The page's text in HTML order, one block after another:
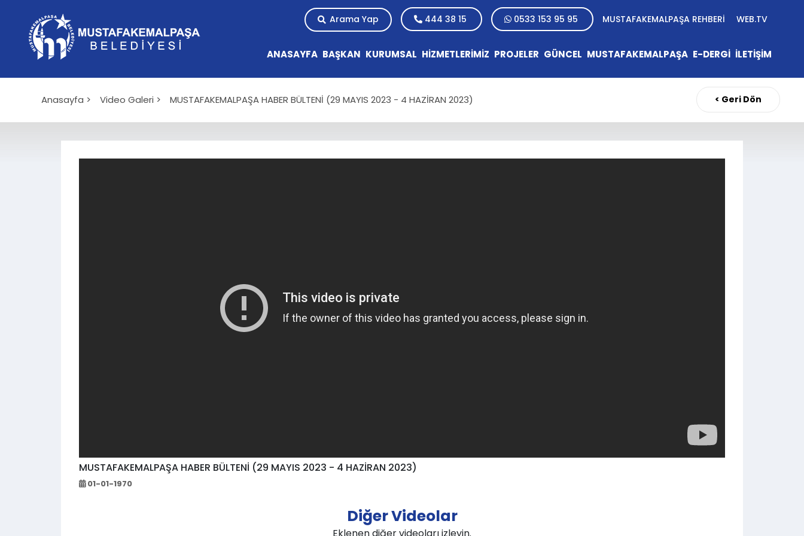
Arama Yap 444 38 15 0533 153 95 95 MUSTAFAKEMALPAŞA REHBERİ WEB.TV
ANASAYFA BAŞKAN KURUMSAL HİZMETLERİMİZ PROJELER GÜNCEL MUSTAFAKEMALPAŞA E-DERGİ İLETİŞİM
Anasayfa > Video Galeri > MUSTAFAKEMALPAŞA HABER BÜLTENİ (29 MAYIS 2023 - 4 HAZİRAN 2023) < Geri Dön
MUSTAFAKEMALPAŞA HABER BÜLTENİ (29 MAYIS 2023 - 4 HAZİRAN 2023)
01-01-1970
Diğer Videolar